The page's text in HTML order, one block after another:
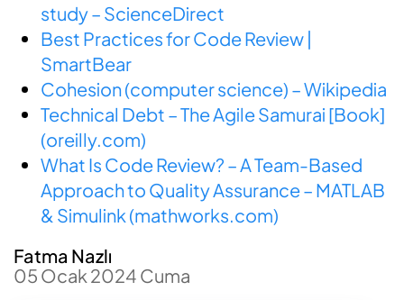
study – ScienceDirect
Best Practices for Code Review |
SmartBear
Cohesion (computer science) – Wikipedia
Technical Debt – The Agile Samurai [Book]
(oreilly.com)
What Is Code Review? – A Team-Based
Approach to Quality Assurance – MATLAB
& Simulink (mathworks.com)
Fatma Nazlı
05 Ocak 2024 Cuma